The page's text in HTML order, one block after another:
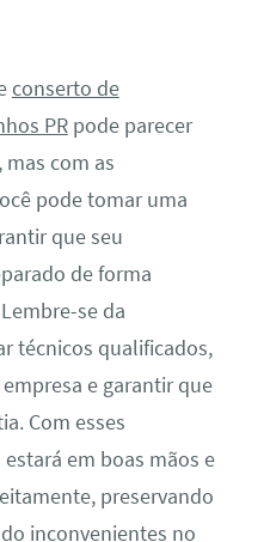
conserto de
PRpode parecer
com as
pode tomar uma
que seu
de forma
se da
técnicos qualificados,
e garantir que
Com esses
em boas mãos e
preservando
inconvenientes no